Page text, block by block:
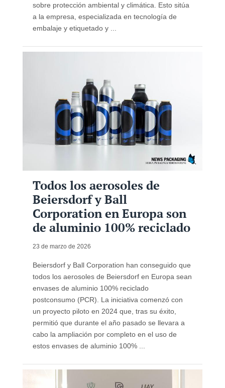
sobre protección ambiental y climática. Esto sitúa
a la empresa, especializada en tecnología de
embalaje y etiquetado y ...
Todos los aerosoles de
Beiersdorf y Ball
Corporation en Europa son
de aluminio 100% reciclado
23 de marzo de 2026
Beiersdorf y Ball Corporation han conseguido que
todos los aerosoles de Beiersdorf en Europa sean
envases de aluminio 100% reciclado
postconsumo (PCR). La iniciativa comenzó con
un proyecto piloto en 2024 que, tras su éxito,
permitió que durante el año pasado se llevara a
cabo la ampliación por completo en el uso de
estos envases de aluminio 100% ...